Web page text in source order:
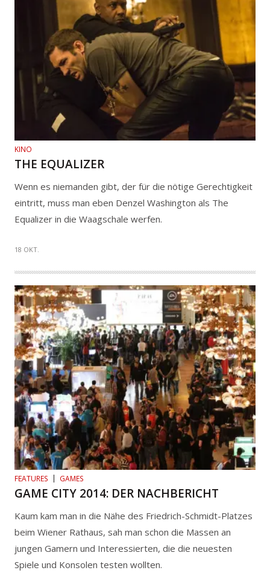
KINO
THE EQUALIZER
Wenn es niemanden gibt, der für die nötige Gerechtigkeit
eintritt, muss man eben Denzel Washington als The
Equalizer in die Waagschale werfen.
18 OKT.
FEATURES GAMES
GAME CITY 2014: DER NACHBERICHT
Kaum kam man in die Nähe des Friedrich-Schmidt-Platzes
beim Wiener Rathaus, sah man schon die Massen an
jungen Gamern und Interessierten, die die neuesten
Spiele und Konsolen testen wollten.